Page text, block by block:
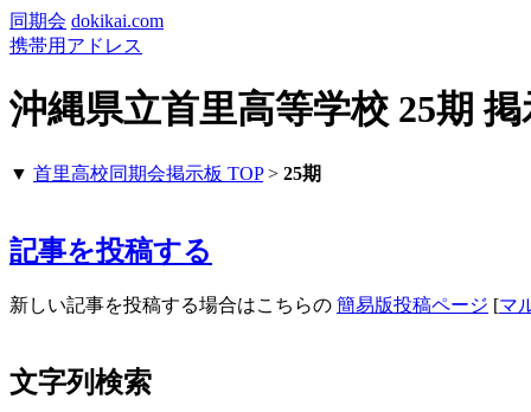
同期会 dokikai.com
携帯用アドレス
沖縄県立首里高等学校 25期
▼ 首里高校同期会掲示板 TOP> 25期
記事を投稿する
新しい記事を投稿する場合はこちらの 簡易版投稿ページ [マ
文字列検索